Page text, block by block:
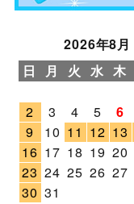
2026年8月
日
月 火 水 木
2
3 4 5 6
9
10 11 12 13
16 17 18 19 20
23 24 25 26 27
30 31